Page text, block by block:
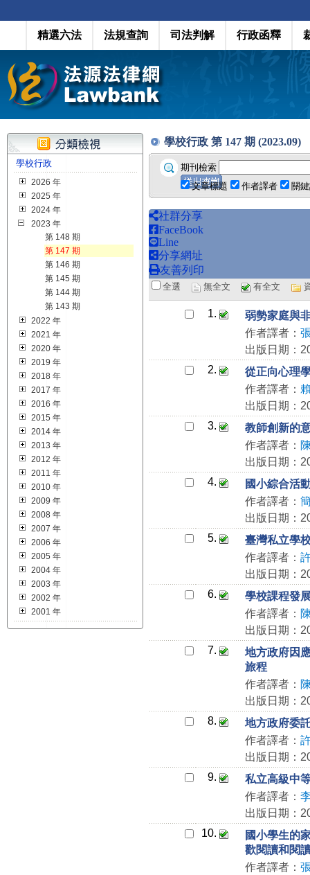
精選六法 法規查詢 司法判解 行政函釋
學校行政
2026 年
2025 年
2024 年
2023 年
第 148 期
第 147 期
第 146 期
第 145 期
第 144 期
第 143 期
2022 年
2021 年
2020 年
2019 年
2018 年
2017 年
2016 年
2015 年
2014 年
2013 年
2012 年
2011 年
2010 年
2009 年
2008 年
2007 年
2006 年
2005 年
2004 年
2003 年
2002 年
2001 年
學校行政 第 147 期 (2023.09)
期刊檢索
文章標題
作者譯者 關
社群分享
FaceBook
Line
分享網址
友善列印
全選 無全文 有全文
1.
弱勢家庭與
作者譯者：
出版日期：
2.
從正向心理
作者譯者：
出版日期：
3.
教師創新的
作者譯者：
出版日期：
4.
國小綜合活
作者譯者：
出版日期：
5.
臺灣私立學
作者譯者：
出版日期：
6.
學校課程發
作者譯者：
出版日期：
7.
地方政府因
旅程
作者譯者：
出版日期：
8.
地方政府委
作者譯者：
出版日期：
9.
私立高級中
作者譯者：
出版日期：
10.
國小學生的
歡閱讀和閱
作者譯者：